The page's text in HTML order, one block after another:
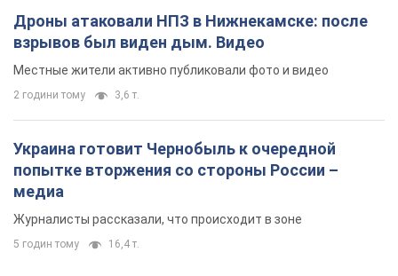
Дроны атаковали НПЗ в Нижнекамске: после
взрывов был виден дым. Видео
Местные жители активно публиковали фото и видео
2 години тому 3,6 т.
Украина готовит Чернобыль к очередной
попытке вторжения со стороны России –
медиа
Журналисты рассказали, что происходит в зоне
5 годин тому 16,4 т.